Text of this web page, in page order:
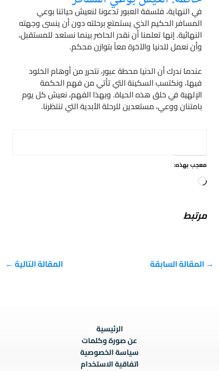
في النهاية، فلسفة العبور تدعونا لنعيش حياتنا بوعي
المسافر الحكيم الذي يستمتع برحلته دون أن ينسى وجهته
النهائية. إنها تعلمنا أن نقدر الحاضر بينما نستعد للمستقبل،
وأن نعمل للدنيا والآخرة معاً بتوازن محكم.
عندما ندرك أن الدنيا محطة عبور، نتحرر من أوهام الخلود
فيها، ونكتسب السكينة التي تأتي من فهم الحكمة
الإلهية في خلق هذه الحياة. وبهذا الفهم، نعيش كل يوم
بامتنان ووعي، مستعدين للرحلة الأبدية التي تنتظرنا.
معجب بهذه:
جاري
مرتبط
→ المقالة السابقة المقالة التالية ←
الرئيسية
عن صورة وكلمات
سياسة الخصوصية
اتفاقية الاستخدام